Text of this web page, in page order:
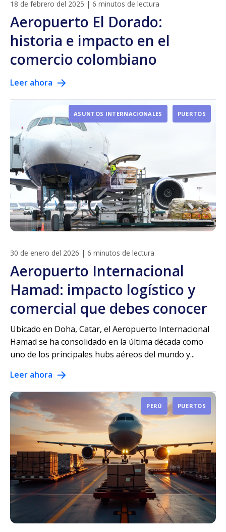
18 de febrero del 2025 | 6 minutos de lectura
Aeropuerto El Dorado:
historia e impacto en el
comercio colombiano
Leer ahora
ASUNTOS INTERNACIONALES PUERTOS
30 de enero del 2026 | 6 minutos de lectura
Aeropuerto Internacional
Hamad: impacto logístico y
comercial que debes conocer
Ubicado en Doha, Catar, el Aeropuerto Internacional
Hamad se ha consolidado en la última década como
uno de los principales hubs aéreos del mundo y...
Leer ahora
PERÚ PUERTOS